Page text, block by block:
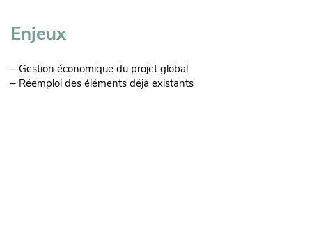
Enjeux
– Gestion économique du projet global
– Réemploi des éléments déjà existants